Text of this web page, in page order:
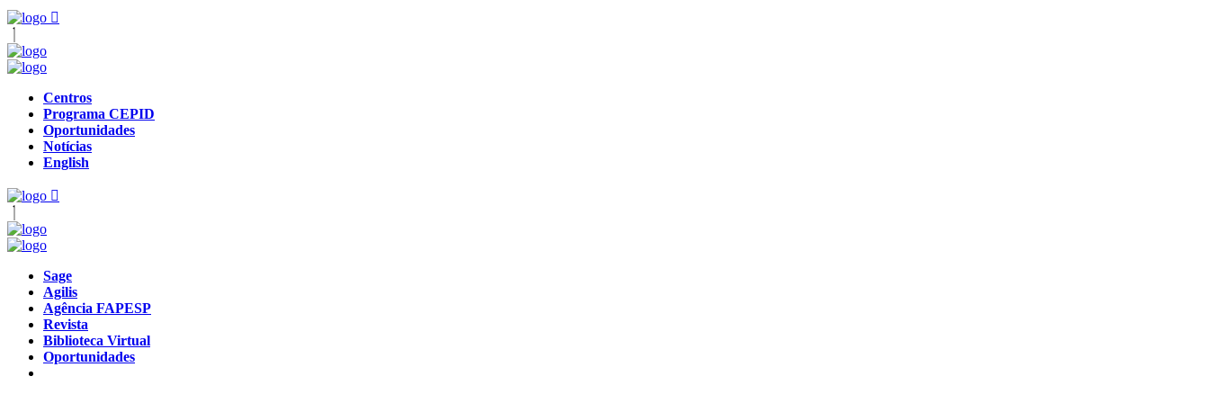
Centros
Programa CEPID
Oportunidades
Notícias
English
Sage
Agilis
Agência FAPESP
Revista
Biblioteca Virtual
Oportunidades